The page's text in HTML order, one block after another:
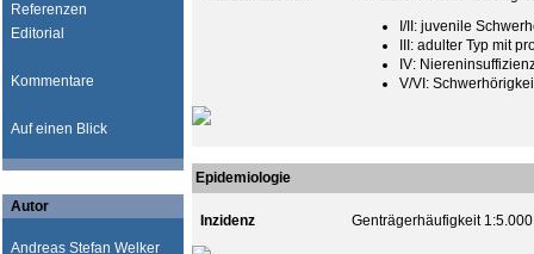
Referenzen
Editorial
Kommentare
Auf einen Blick
Autor
Andreas Stefan Welker
I/II: juvenile
III: adulter Typ mit
IV:
V/VI:
Epidemiologie
Inzidenz Genträgerhäufigkeit 1:5.000